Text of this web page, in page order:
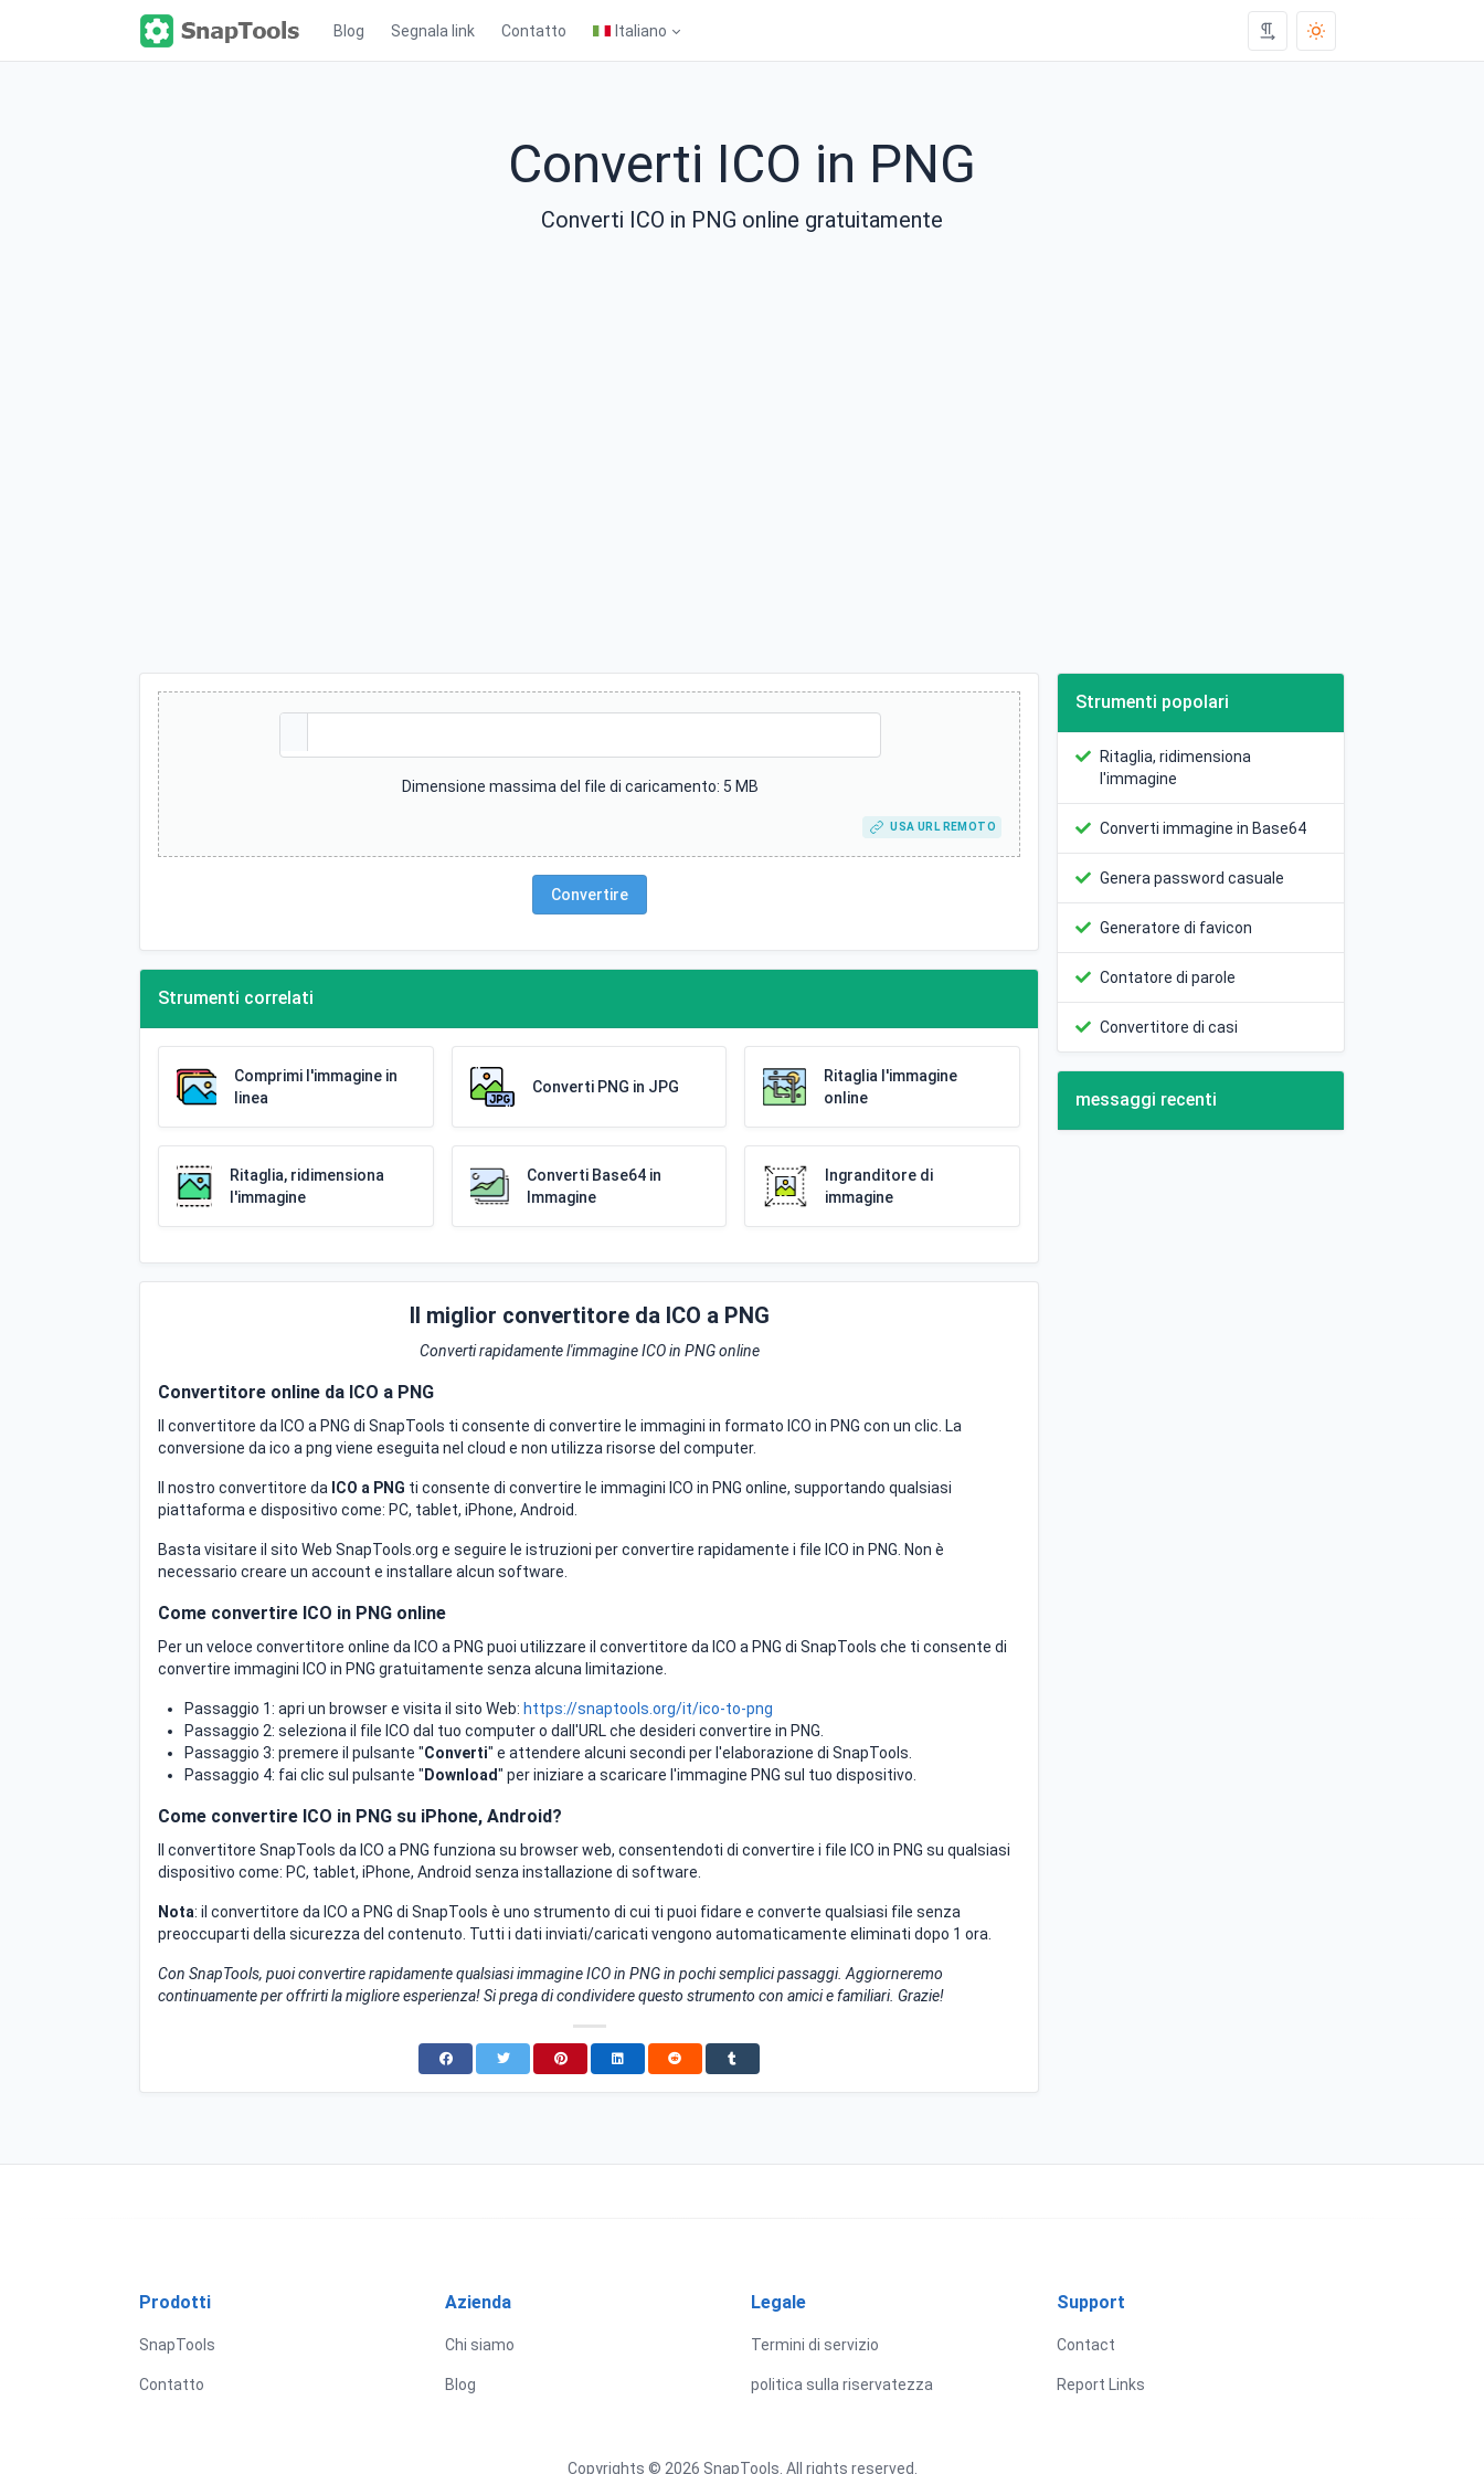
Blog Segnala link Contatto Italiano
Converti ICO in PNG
Converti ICO in PNG online gratuitamente
Dimensione massima del file di caricamento: 5 MB
USA URL REMOTO
Convertire
Strumenti correlati
Comprimi l'immagine in
linea
Converti PNG in JPG
Ritaglia l'immagine
online
Ritaglia, ridimensiona
l'immagine
Converti Base64 in
Immagine
Ingranditore di
immagine
Il miglior convertitore da ICO a PNG
Converti rapidamente l'immagine ICO in PNG online
Convertitore online da ICO a PNG
Il convertitore da ICO a PNG di SnapTools ti consente di convertire le immagini in formato ICO in PNG con un clic. La
conversione da ico a png viene eseguita nel cloud e non utilizza risorse del computer.
Il nostro convertitore da ICO a PNG ti consente di convertire le immagini ICO in PNG online, supportando qualsiasi
piattaforma e dispositivo come: PC, tablet, iPhone, Android.
Basta visitare il sito Web SnapTools.org e seguire le istruzioni per convertire rapidamente i file ICO in PNG. Non è
necessario creare un account e installare alcun software.
Come convertire ICO in PNG online
Per un veloce convertitore online da ICO a PNG puoi utilizzare il convertitore da ICO a PNG di SnapTools che ti consente di
convertire immagini ICO in PNG gratuitamente senza alcuna limitazione.
Passaggio 1: apri un browser e visita il sito Web: https://snaptools.org/it/ico-to-png
Passaggio 2: seleziona il file ICO dal tuo computer o dall'URL che desideri convertire in PNG.
Passaggio 3: premere il pulsante "Converti" e attendere alcuni secondi per l'elaborazione di SnapTools.
Passaggio 4: fai clic sul pulsante " Download" per iniziare a scaricare l'immagine PNG sul tuo dispositivo.
Come convertire ICO in PNG su iPhone, Android?
Il convertitore SnapTools da ICO a PNG funziona su browser web, consentendoti di convertire i file ICO in PNG su qualsiasi
dispositivo come: PC, tablet, iPhone, Android senza installazione di software.
Nota: il convertitore da ICO a PNG di SnapTools è uno strumento di cui ti puoi fidare e converte qualsiasi file senza
preoccuparti della sicurezza del contenuto. Tutti i dati inviati/caricati vengono automaticamente eliminati dopo 1 ora.
Con SnapTools, puoi convertire rapidamente qualsiasi immagine ICO in PNG in pochi semplici passaggi. Aggiorneremo
continuamente per offrirti la migliore esperienza! Si prega di condividere questo strumento con amici e familiari. Grazie!
Strumenti popolari
Ritaglia, ridimensiona
l'immagine
Converti immagine in Base64
Genera password casuale
Generatore di favicon
Contatore di parole
Convertitore di casi
messaggi recenti
Prodotti
SnapTools
Contatto
Azienda
Chi siamo
Blog
Legale
Termini di servizio
politica sulla riservatezza
Support
Contact
Report Links
Copyrights © 2026 SnapTools. All rights reserved.